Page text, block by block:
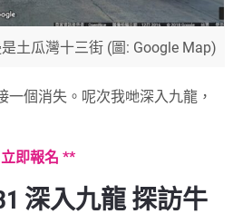
土瓜灣十三街 (圖: Google Map)
一個消失。呢次我哋深入九龍，
即報名 **
深入九龍 探訪牛